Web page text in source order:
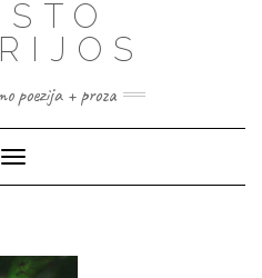
poezija + proza
Toggle
Navigation